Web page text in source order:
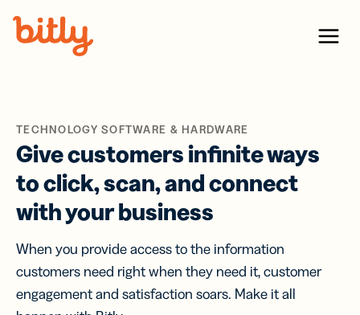
Menu
TECHNOLOGY SOFTWARE & HARDWARE
Give customers infinite ways
to click, scan, and connect
with your business
When you provide access to the information
customers need right when they need it, customer
engagement and satisfaction soars. Make it all